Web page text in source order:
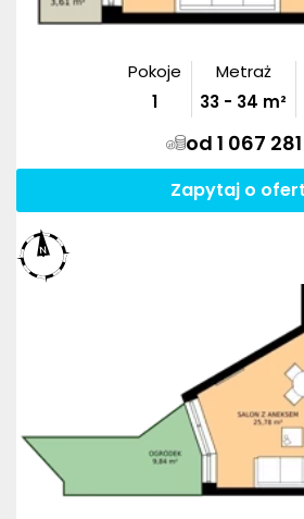
Pokoje
1
Metraż
33 - 34 m²
od 1 067 281
Zapytaj o